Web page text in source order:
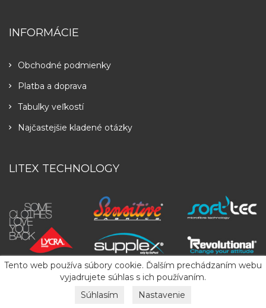
Tento web používa súbory cookie. Ďalším prechádzaním webu
vyjadrujete súhlas s ich používaním.
Súhlasím
Nastavenie
INFORMÁCIE
Obchodné podmienky
Platba a doprava
Tabulky veľkostí
Najčastejšie kladené otázky
LITEX TECHNOLOGY